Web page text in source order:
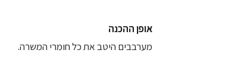
אופן ההכנה
מערבבים היטב את כל חומרי המשרה.